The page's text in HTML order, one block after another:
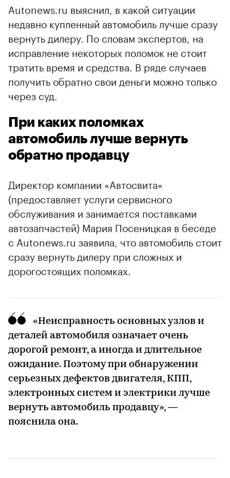
Autonews.ru выяснил, в какой ситуации
недавно купленный автомобиль лучше сразу
вернуть дилеру. По словам экспертов, на
исправление некоторых поломок не стоит
тратить время и средства. В ряде случаев
получить обратно свои деньги можно только
через суд.
При каких поломках
автомобиль лучше вернуть
обратно продавцу
Директор компании «Автосвита»
(предоставляет услуги сервисного
обслуживания и занимается поставками
автозапчастей) Мария Посеницкая в беседе
с Autonews.ru заявила, что автомобиль стоит
сразу вернуть дилеру при сложных и
дорогостоящих поломках.
«Неисправность основных узлов и
деталей автомобиля означает очень
дорогой ремонт, а иногда и длительное
ожидание. Поэтому при обнаружении
серьезных дефектов двигателя, КПП,
электронных систем и электрики лучше
вернуть автомобиль продавцу», —
пояснила она.